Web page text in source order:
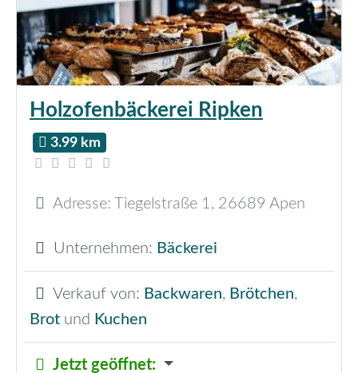
Holzofenbäckerei Ripken
3.99 km
Adresse: Tiegelstraße 1, 26689 Apen
Unternehmen: Bäckerei
Verkauf von: Backwaren, Brötchen,
Brot und Kuchen
Jetzt geöffnet: